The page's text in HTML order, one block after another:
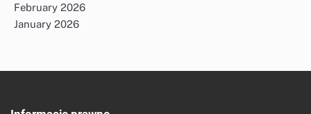
February 2026
January 2026